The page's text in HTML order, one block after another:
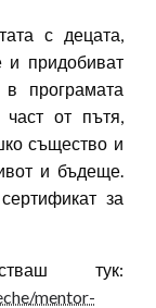
с децата,
и придобиват
програмата
от пътя,
същество и
и бъдеще.
за
тук:
mentor-